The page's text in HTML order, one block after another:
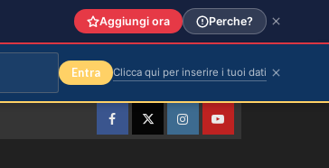
FacebookTwitterInstagramYouTube
Aggiungi ora Perche?
Entra Clicca qui per inserire i tuoi dati